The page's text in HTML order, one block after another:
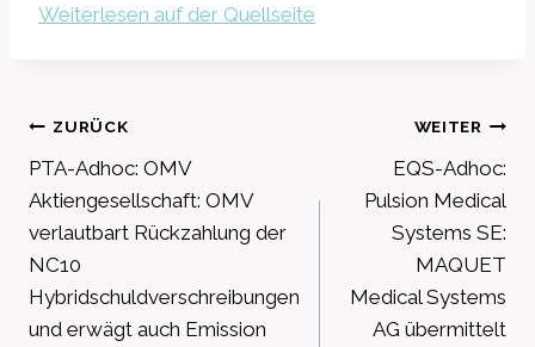
Weiterlesen auf der Quellseite
Beitragsnavigation
ZURÜCK
PTA-Adhoc: OMV
Aktiengesellschaft: OMV
verlautbart Rückzahlung der
NC10
Hybridschuldverschreibungen
und erwägt auch Emission
WEITER
EQS-Adhoc:
Pulsion Medical
Systems SE:
MAQUET
Medical Systems
AG übermittelt